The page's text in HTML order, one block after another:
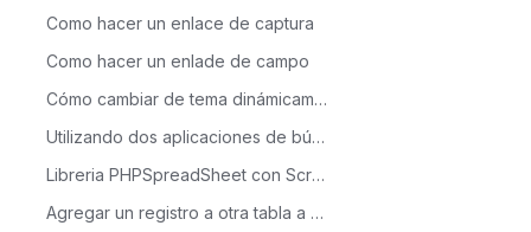
Como hacer un enlace de captura
Como hacer un enlade de campo
Cómo cambiar de tema dinámicamente a través de la aplicación Menú
Utilizando dos aplicaciones de búsqueda para acceder a un formulario
Libreria PHPSpreadSheet con Scriptcase
Agregar un registro a otra tabla a partir de una condición
$arr_apps[] = substr($v, 0, -8);
if({check_deleted} == 'Y')
foreach($arr_apps as $k => $app)